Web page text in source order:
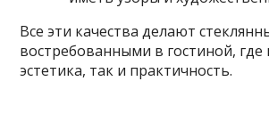
Все эти качества делают
востребованными в гостиной, где
эстетика, так и практичность.